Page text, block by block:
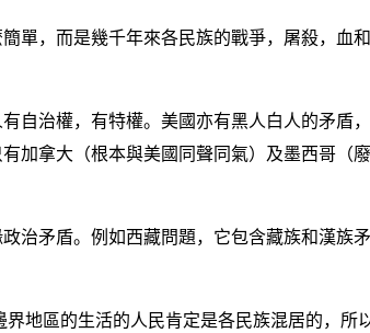
單，而是幾千年來各民族的戰爭，屠殺，血
自治權，有特權。美國亦有黑人白人的矛盾
加拿大（根本與美國同聲同氣）及墨西哥（
治矛盾。例如西藏問題，它包含藏族和漢族矛
地區的生活的人民肯定是各民族混居的，所